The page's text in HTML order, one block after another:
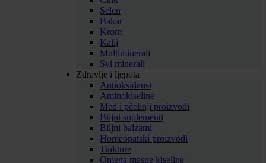
Selen
Bakar
Krom
Kalij
Multiminerali
Svi minerali
Zdravlje i ljepota
Antioksidansi
Aminokiseline
Med i pčelinji proizvodi
Biljni suplementi
Biljni balzami
Homeopatski proizvodi
Tinkture
Omega masne kiseline